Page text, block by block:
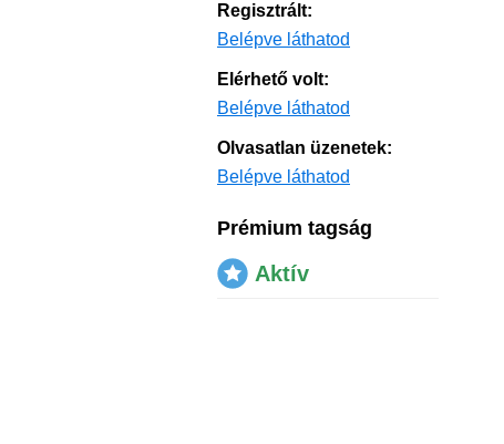
Regisztrált:
Belépve láthatod
Elérhető volt:
Belépve láthatod
Olvasatlan üzenetek:
Belépve láthatod
Prémium tagság
Aktív